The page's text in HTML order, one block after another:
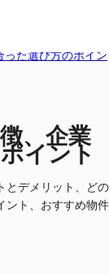
った選び方のポイン
、企業
イント
とデメリット、どの
ント、おすすめ物件